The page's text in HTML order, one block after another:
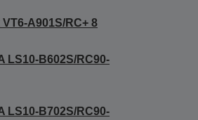
A901S/RC+ 8
LS10-B602S/RC90-
LS10-B702S/RC90-